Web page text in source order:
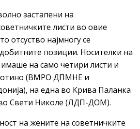
застапени на
листи во овие
отсуство најмногу се
позиции. Носителки на
на само четири листи и
(ВМРО ДПМНЕ и
на една во Крива Паланка
Свети Николе (ЛДП-ДОМ).
на жените на советничките